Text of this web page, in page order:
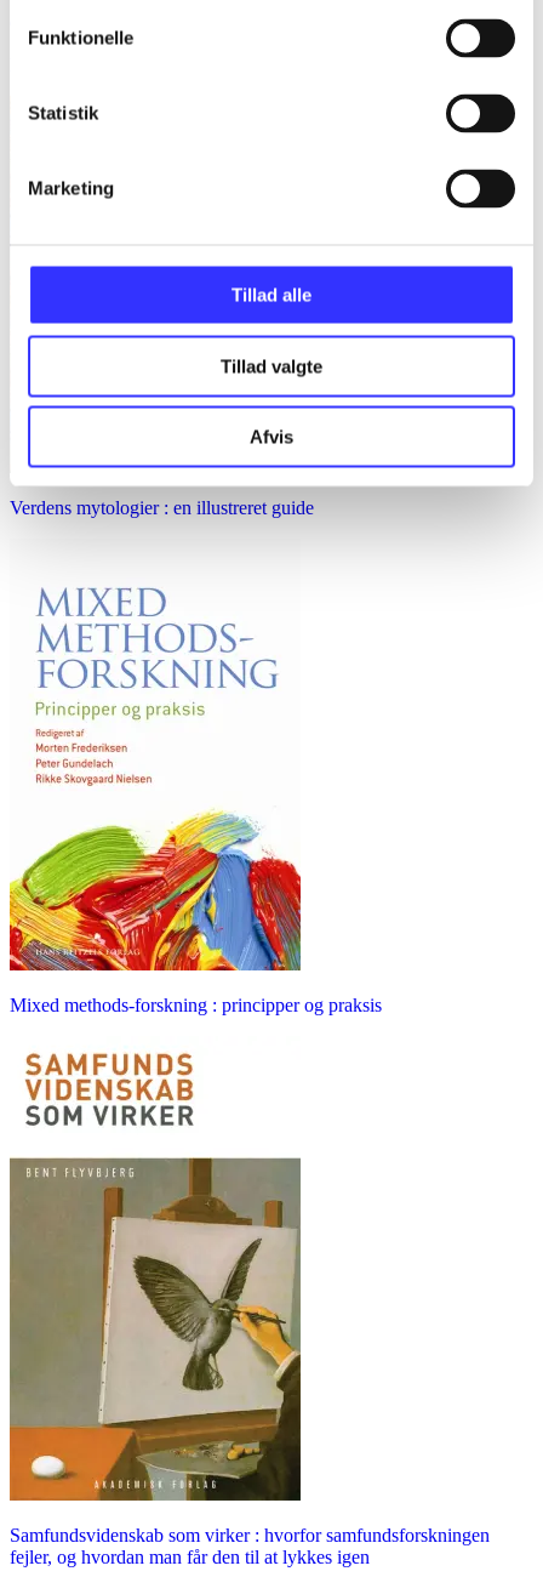
Funktionelle
Statistik
Marketing
Tillad alle
Tillad valgte
Afvis
Gulerødder, græs eller granit : danske parcelhushaver 1950-2008
Verdens mytologier : en illustreret guide
Mixed methods-forskning : principper og praksis
Samfundsvidenskab som virker : hvorfor samfundsforskningen
fejler, og hvordan man får den til at lykkes igen